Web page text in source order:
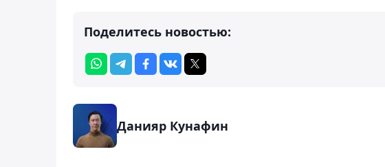
Поделитесь новостью:
Данияр Кунафин